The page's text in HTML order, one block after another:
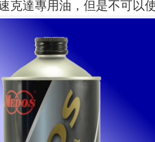
克達專用油，但是不可以